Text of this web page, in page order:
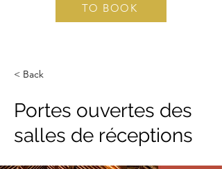
TO BOOK
< Back
Portes ouvertes des
salles de réceptions